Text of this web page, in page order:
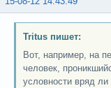
Tritus пишет:
Вот, например, на
человек,
условности вряд